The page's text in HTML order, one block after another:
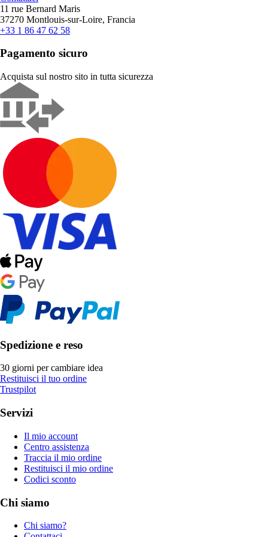
11 rue Bernard Maris
37270 Montlouis-sur-Loire, Francia
+33 1 86 47 62 58
Pagamento sicuro
Acquista sul nostro sito in tutta sicurezza
Spedizione e reso
30 giorni per cambiare idea
Restituisci il tuo ordine
Trustpilot
Servizi
Il mio account
Centro assistenza
Traccia il mio ordine
Restituisci il mio ordine
Codici sconto
Chi siamo
Chi siamo?